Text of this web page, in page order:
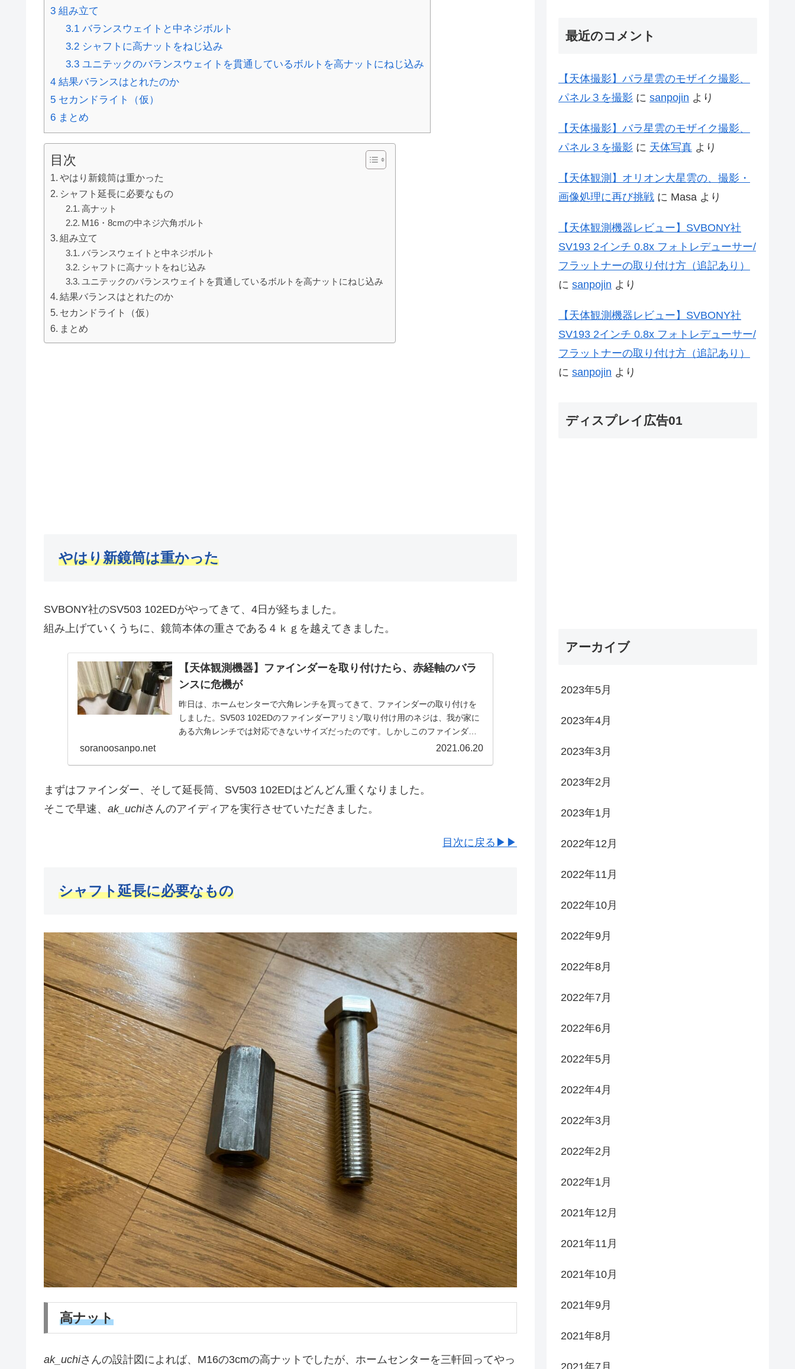
3 組み立て
3.1バランスウェイトと中ネジボルト
3.2シャフトに高ナットをねじ込み
3.3ユニテックのバランスウェイトを貫通しているボルトを高ナットにねじ込み
4 結果バランスはとれたのか
5 セカンドライト（仮）
6 まとめ
目次
やはり新鏡筒は重かった
シャフト延長に必要なもの
高ナット
M16・8cmの中ネジ六角ボルト
組み立て
バランスウェイトと中ネジボルト
シャフトに高ナットをねじ込み
ユニテックのバランスウェイトを貫通しているボルトを高ナットにねじ込み
結果バランスはとれたのか
セカンドライト（仮）
まとめ
やはり新鏡筒は重かった
SVBONY社のSV503 102EDがやってきて、4日が経ちました。
組み上げていくうちに、鏡筒本体の重さである４ｋｇを越えてきました。
【天体観測機器】ファインダーを取り付けたら、赤経軸のバラ
ンスに危機が
昨日は、ホームセンターで六角レンチを買ってきて、ファインダーの取り付けを
しました。SV503 102EDのファインダーアリミゾ取り付け用のネジは、我が家に
ある六角レンチでは対応できないサイズだったのです。しかしこのファインダー
soranoosanpo.net 2021.06.20
まずはファインダー、そして延長筒、SV503 102EDはどんどん重くなりました。
そこで早速、 ak_uchiさんのアイディアを実行させていただきました。
目次に戻る▶▶
シャフト延長に必要なもの
高ナット
ak_uchiさんの設計図によれば、M16の3cmの高ナットでしたが、ホームセンターを三軒回ってやっ
最近のコメント
【天体撮影】バラ星雲のモザイク撮影、
パネル３を撮影 に sanpojin より
【天体撮影】バラ星雲のモザイク撮影、
パネル３を撮影 に 天体写真 より
【天体観測】オリオン大星雲の、撮影・
画像処理に再び挑戦 に Masa より
【天体観測機器レビュー】SVBONY社
SV193 2インチ 0.8x フォトレデューサー/
フラットナーの取り付け方（追記あり）
に sanpojin より
【天体観測機器レビュー】SVBONY社
SV193 2インチ 0.8x フォトレデューサー/
フラットナーの取り付け方（追記あり）
に sanpojin より
ディスプレイ広告01
アーカイブ
2023年5月
2023年4月
2023年3月
2023年2月
2023年1月
2022年12月
2022年11月
2022年10月
2022年9月
2022年8月
2022年7月
2022年6月
2022年5月
2022年4月
2022年3月
2022年2月
2022年1月
2021年12月
2021年11月
2021年10月
2021年9月
2021年8月
2021年7月